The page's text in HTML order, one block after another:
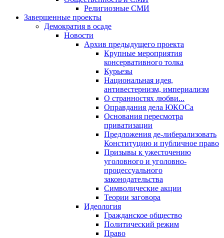
Религиозные СМИ
Завершенные проекты
Демократия в осаде
Новости
Архив предыдущего проекта
Крупные мероприятия
консервативного толка
Курьезы
Национальная идея,
антивестернизм, империализм
О странностях любви...
Оправдания дела ЮКОСа
Основания пересмотра
приватизации
Предложения де-либерализовать
Конституцию и публичное право
Призывы к ужесточению
уголовного и уголовно-
процессуального
законодательства
Символические акции
Теории заговора
Идеология
Гражданское общество
Политический режим
Право